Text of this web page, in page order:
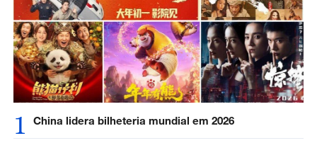
1 China lidera bilheteria mundial em 2026